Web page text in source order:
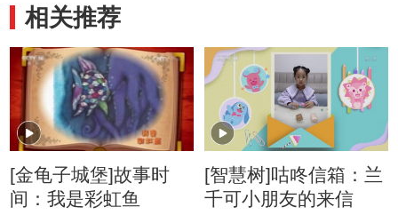
相关推荐
[金龟子城堡]故事时
间：我是彩虹鱼
[智慧树]咕咚信箱：兰
千可小朋友的来信